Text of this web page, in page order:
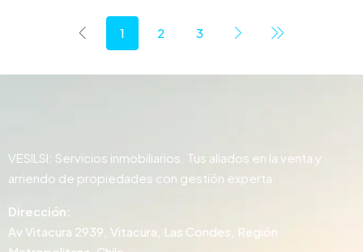
1 2 3
VESILSI: Servicios inmobiliarios. Tus aliados en la venta y
arriendo de propiedades con gestión experta.
Dirección:
Av Vitacura 2939, Vitacura, Las Condes, Región